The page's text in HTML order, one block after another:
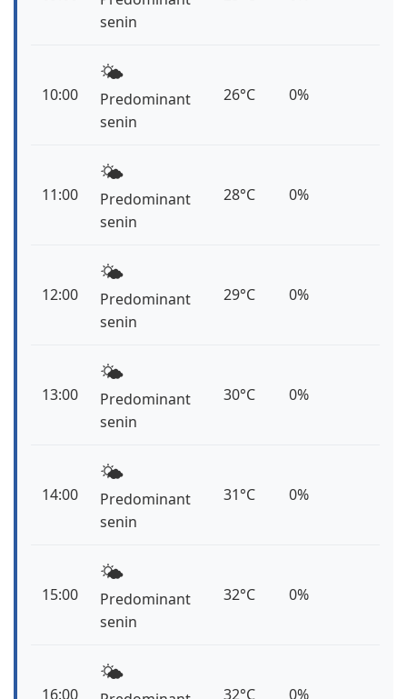
senin
10:00
🌤️
Predominant
senin
26°C 0%
11:00
🌤️
Predominant
senin
28°C 0%
12:00
🌤️
Predominant
senin
29°C 0%
13:00
🌤️
Predominant
senin
30°C 0%
14:00
🌤️
Predominant
senin
31°C 0%
15:00
🌤️
Predominant
senin
32°C 0%
16:00
🌤️
32°C 0%